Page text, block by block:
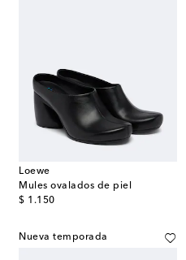
Loewe
Mules ovalados de piel
$ 1.150
original price
Nueva temporada